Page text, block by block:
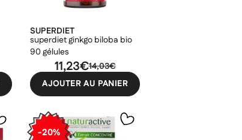
SUPERDIET
superdiet ginkgo biloba bio
90 gélules
14,03€
11,23€
AJOUTER AU PANIER
-20%